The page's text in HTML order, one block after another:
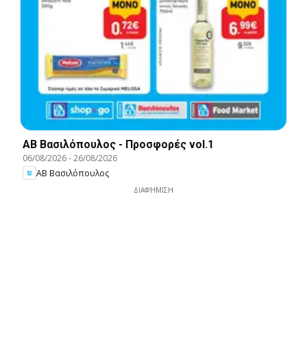
ΑΒ Βασιλόπουλος - Προσφορές vol.1
06/08/2026-26/08/2026
ΑΒ Βασιλόπουλος
ΔΙΑΦΉΜΙΣΗ